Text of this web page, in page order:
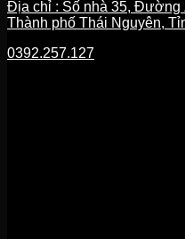
Địa chỉ : Số nhà 35, Đường
Thành phố Thái Nguyên,
0392.257.127